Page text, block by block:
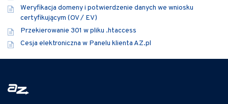
Weryfikacja domeny i potwierdzenie danych we wniosku
certyfikującym (OV / EV)
Przekierowanie 301 w pliku .htaccess
Cesja elektroniczna w Panelu klienta AZ.pl